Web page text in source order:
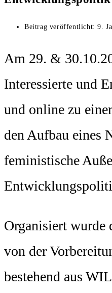
Beitrag veröffentlicht: 9.
Am 29. &
Interessierte und
und online zu
den Aufbau eines
feministische
Organisiert wurde
von der
bestehend aus